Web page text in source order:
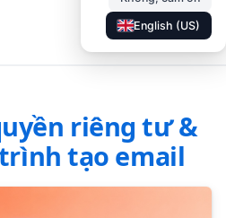
Tài liệu ◐ VI
English (US)
riêng tư &
tạo email